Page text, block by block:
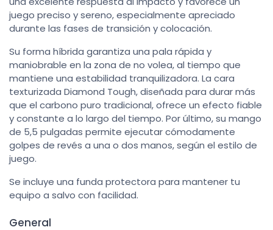
juego preciso y sereno, especialmente apreciado
durante las fases de transición y colocación.
Su forma híbrida garantiza una pala rápida y
maniobrable en la zona de no volea, al tiempo que
mantiene una estabilidad tranquilizadora. La cara
texturizada Diamond Tough, diseñada para durar más
que el carbono puro tradicional, ofrece un efecto fiable
y constante a lo largo del tiempo. Por último, su mango
de 5,5 pulgadas permite ejecutar cómodamente
golpes de revés a una o dos manos, según el estilo de
juego.
Se incluye una funda protectora para mantener tu
equipo a salvo con facilidad.
General